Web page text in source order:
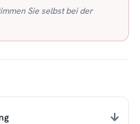
Sie selbst bei der